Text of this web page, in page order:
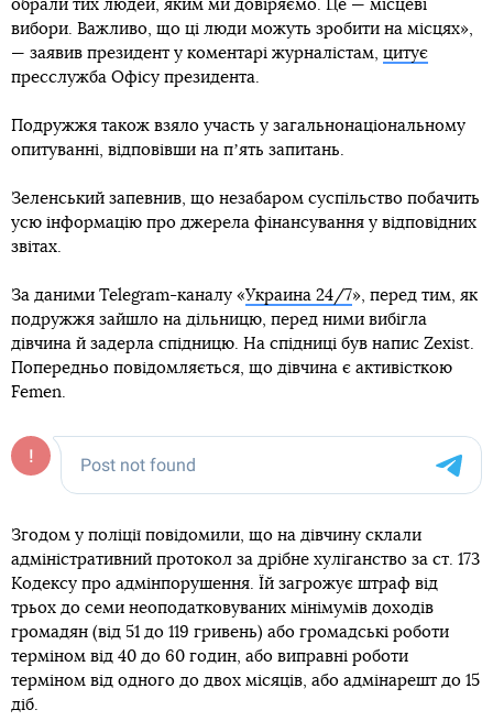
обрали тих людей, яким ми довіряємо. Це — місцеві
вибори. Важливо, що ці люди можуть зробити на місцях»,
— заявив президент у коментарі журналістам, цитує
пресслужба Офісу президента.
Подружжя також взяло участь у загальнонаціональному
опитуванні, відповівши на пʼять запитань.
Зеленський запевнив, що незабаром суспільство побачить
усю інформацію про джерела фінансування у відповідних
звітах.
За даними Telegram-каналу «Украина 24/7», перед тим, як
подружжя зайшло на дільницю, перед ними вибігла
дівчина й задерла спідницю. На спідниці був напис Zexist.
Попередньо повідомляється, що дівчина є активісткою
Femen.
Згодом у поліції повідомили, що на дівчину склали
адміністративний протокол за дрібне хуліганство за ст. 173
Кодексу про адмінпорушення. Їй загрожує штраф від
трьох до семи неоподатковуваних мінімумів доходів
громадян (від 51 до 119 гривень) або громадські роботи
терміном від 40 до 60 годин, або виправні роботи
терміном від одного до двох місяців, або адмінарешт до 15
діб.